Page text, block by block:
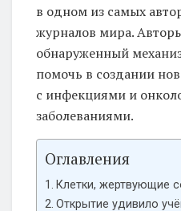
в одном из самых
журналов мира.
обнаруженный
помочь в создании
с инфекциями и
заболеваниями.
Оглавления
Клетки, жертвующие
Открытие удивило